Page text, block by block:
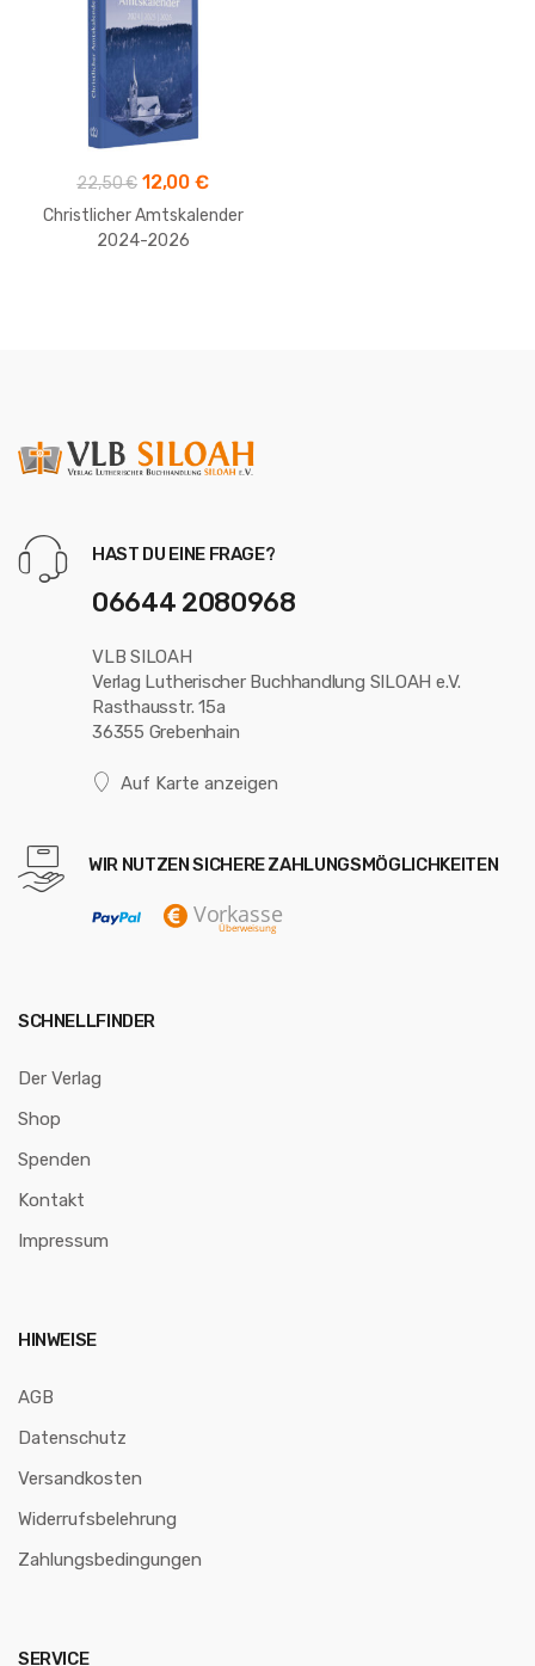
22,50€ Ursprünglicher
Preis
war:
12,00 €Aktueller
Preis
Christlicher Amtskalender
2024-2026
HAST DU EINE FRAGE?
06644 2080968
VLB SILOAH
Verlag Lutherischer Buchhandlung SILOAH e.V.
Rasthausstr. 15a
36355 Grebenhain
Auf Karte anzeigen
WIR NUTZEN SICHERE ZAHLUNGSMÖGLICHKEITEN
SCHNELLFINDER
Der Verlag
Shop
Spenden
Kontakt
Impressum
HINWEISE
AGB
Datenschutz
Versandkosten
Widerrufsbelehrung
Zahlungsbedingungen
SERVICE